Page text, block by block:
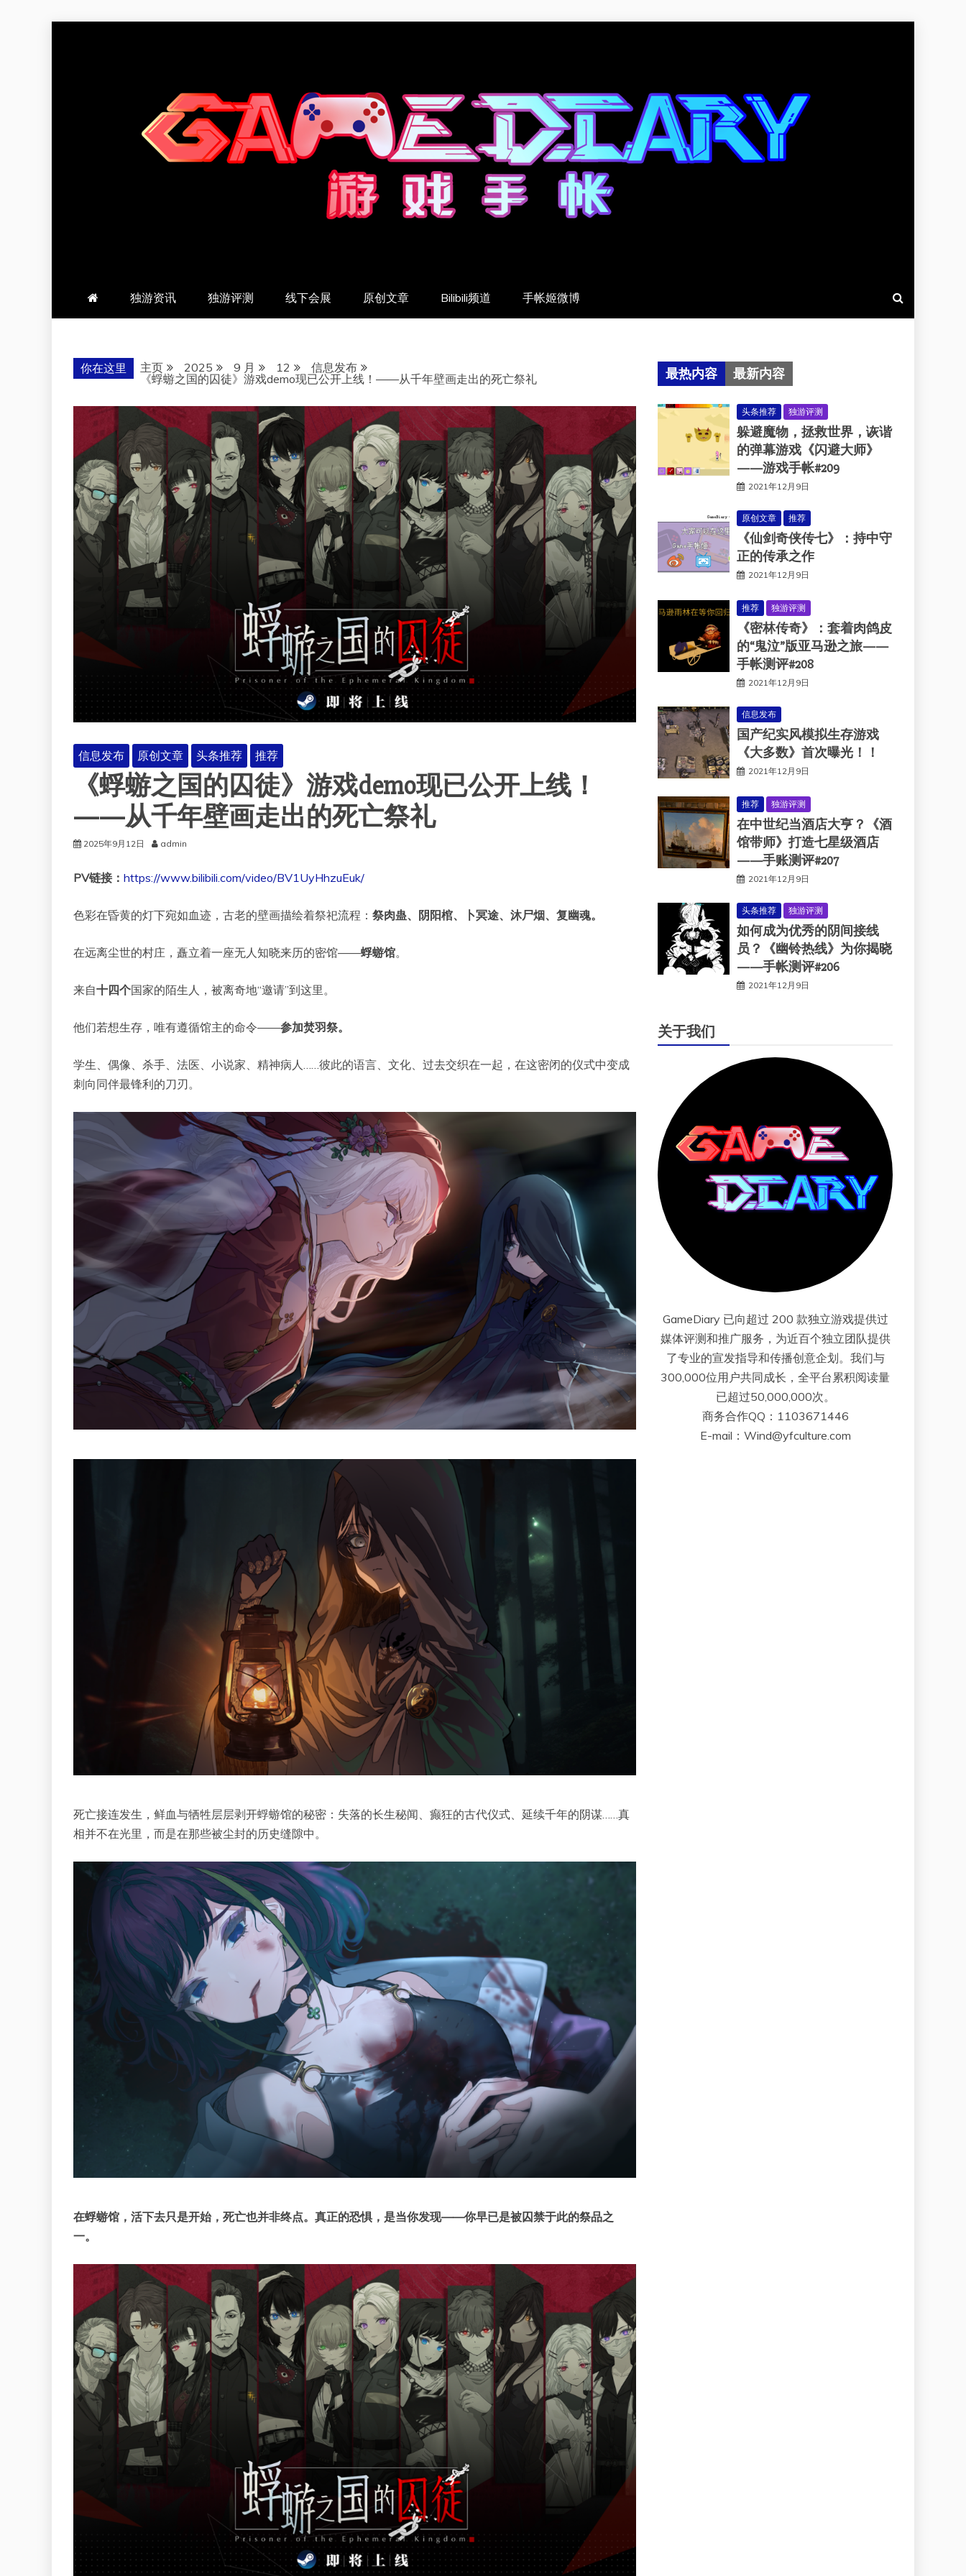
羽风手帐姬
独游资讯 独游评测 线下会展 原创文章 Bilibili频道 手帐姬微博
你在这里 主页 2025 9 月 12
信息发布
《蜉蝣之国的囚徒》游戏demo现已公开上线！——从千年壁画走出的死亡祭礼
信息发布 原创文章 头条推荐 推荐
《蜉蝣之国的囚徒》游戏demo现已公开上线！
——从千年壁画走出的死亡祭礼
2025年9月12日 admin
PV链接： https://www.bilibili.com/video/BV1UyHhzuEuk/
色彩在昏黄的灯下宛如血迹，古老的壁画描绘着祭祀流程： 祭肉蛊、阴阳棺、卜冥途、沐尸烟、复幽魂。
在远离尘世的村庄，矗立着一座无人知晓来历的密馆——蜉蝣馆。
来自十四个国家的陌生人，被离奇地“邀请”到这里。
他们若想生存，唯有遵循馆主的命令——参加焚羽祭。
学生、偶像、杀手、法医、小说家、精神病人……彼此的语言、文化、过去交织在一起，在这密闭的仪式中变成
刺向同伴最锋利的刀刃。
死亡接连发生，鲜血与牺牲层层剥开蜉蝣馆的秘密：失落的长生秘闻、癫狂的古代仪式、延续千年的阴谋……真
相并不在光里，而是在那些被尘封的历史缝隙中。
在蜉蝣馆，活下去只是开始， 死亡也并非终点。真正的恐惧，是当你发现——你早已是被囚禁于此的祭品之
一。
最热内容 最新内容
头条推荐 独游评测
躲避魔物，拯救世界，诙谐
的弹幕游戏《闪避大师》
——游戏手帐#209
2021年12月9日
原创文章 推荐
《仙剑奇侠传七》：持中守
正的传承之作
2021年12月9日
推荐 独游评测
《密林传奇》：套着肉鸽皮
的“鬼泣”版亚马逊之旅——
手帐测评#208
2021年12月9日
信息发布
国产纪实风模拟生存游戏
《大多数》首次曝光！！
2021年12月9日
推荐 独游评测
在中世纪当酒店大亨？《酒
馆带师》打造七星级酒店
——手账测评#207
2021年12月9日
头条推荐 独游评测
如何成为优秀的阴间接线
员？《幽铃热线》为你揭晓
——手帐测评#206
2021年12月9日
关于我们
GameDiary 已向超过 200 款独立游戏提供过
媒体评测和推广服务，为近百个独立团队提供
了专业的宣发指导和传播创意企划。我们与
300,000位用户共同成长，全平台累积阅读量
已超过50,000,000次。
商务合作QQ：1103671446
E-mail：Wind@yfculture.com